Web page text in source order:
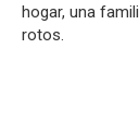
hogar, una
rotos.